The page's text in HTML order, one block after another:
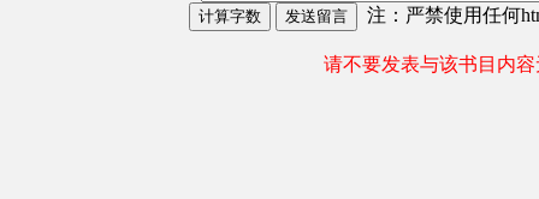
注：严禁使用任何
请不要发表与该书目内